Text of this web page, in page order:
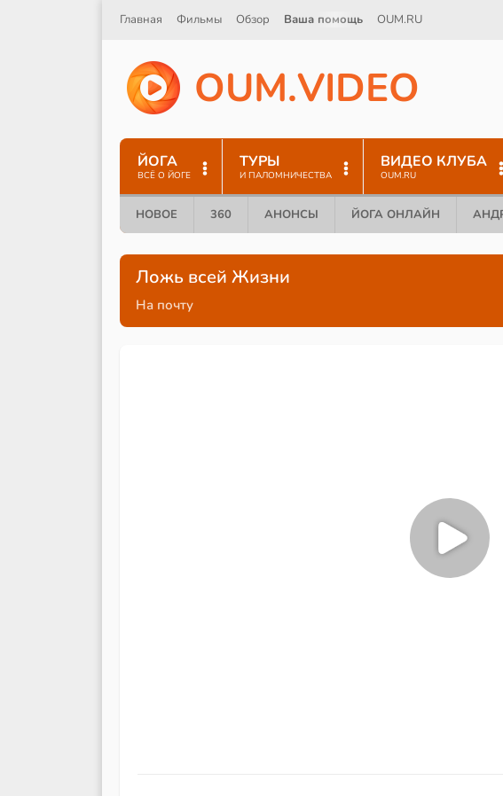
Главная Фильмы Обзор Ваша помощь OUM.RU
OUM.VIDEO
ЙОГА
ВСЁ О ЙОГЕ
ТУРЫ
И ПАЛОМНИЧЕСТВА
ВИДЕО КЛУБА
OUM.RU
НОВОЕ 360 АНОНСЫ ЙОГА ОНЛАЙН
Ложь всей Жизни
На почту